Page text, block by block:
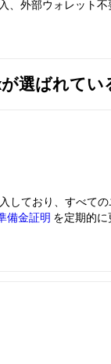
、外部ウォレット
選ばれてい
しており、すべて
備金証明 を定期的に